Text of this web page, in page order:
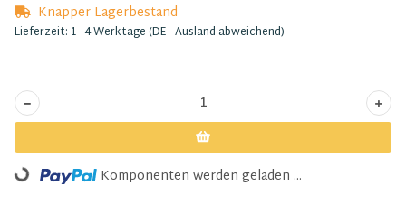
Knapper Lagerbestand
Lieferzeit: 1 - 4 Werktage(DE - Ausland abweichend)
Loading... Komponenten werden geladen ...